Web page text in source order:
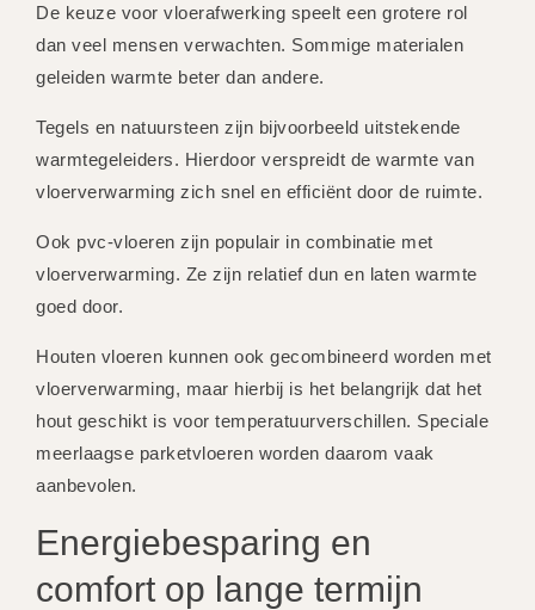
De keuze voor vloerafwerking speelt een grotere rol
dan veel mensen verwachten. Sommige materialen
geleiden warmte beter dan andere.
Tegels en natuursteen zijn bijvoorbeeld uitstekende
warmtegeleiders. Hierdoor verspreidt de warmte van
vloerverwarming zich snel en efficiënt door de ruimte.
Ook pvc-vloeren zijn populair in combinatie met
vloerverwarming. Ze zijn relatief dun en laten warmte
goed door.
Houten vloeren kunnen ook gecombineerd worden met
vloerverwarming, maar hierbij is het belangrijk dat het
hout geschikt is voor temperatuurverschillen. Speciale
meerlaagse parketvloeren worden daarom vaak
aanbevolen.
Energiebesparing en
comfort op lange termijn